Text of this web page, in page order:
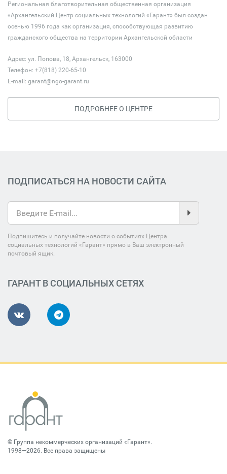
Региональная благотворительная общественная организация
«Архангельский Центр социальных технологий «Гарант» был создан
осенью 1996 года как организация, способствующая развитию
гражданского общества на территории Архангельской области
Адрес: ул. Попова, 18, Архангельск, 163000
Телефон: +7(818) 220-65-10
E-mail: garant@ngo-garant.ru
ПОДРОБНЕЕ О ЦЕНТРЕ
ПОДПИСАТЬСЯ НА НОВОСТИ САЙТА
Подпишитесь и получайте новости о событиях Центра
социальных технологий «Гарант» прямо в Ваш электронный
почтовый ящик.
ГАРАНТ В СОЦИАЛЬНЫХ СЕТЯХ
© Группа некоммерческих организаций «Гарант».
1998—2026. Все права защищены